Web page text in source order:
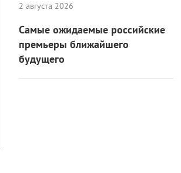
2 августа 2026
Самые ожидаемые российские
премьеры ближайшего
будущего